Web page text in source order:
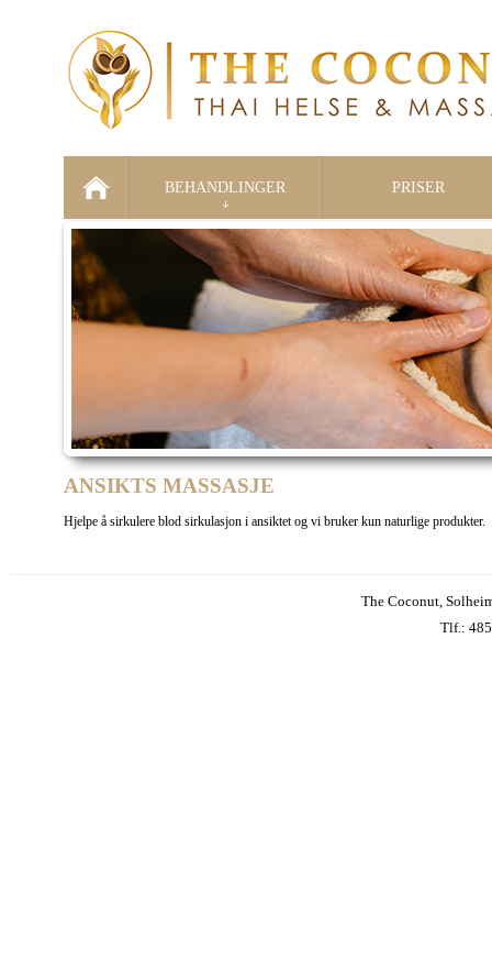
BEHANDLINGER PRISER
ANSIKTS MASSASJE
Hjelpe å sirkulere blod sirkulasjon i ansiktet og vi bruker kun naturlige produkter.
The Coconut ,
Tlf.: